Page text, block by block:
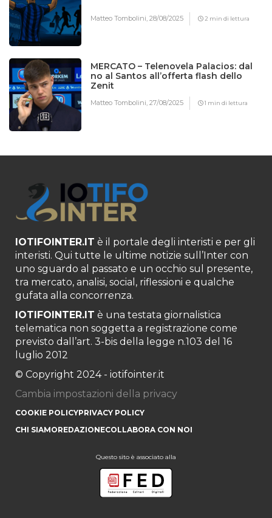
Matteo Tombolini,28/08/2025 2 min di lettura
MERCATO – Telenovela Palacios: dal
no al Santos all’offerta flash dello
Zenit
Matteo Tombolini,27/08/2025 1 min di lettura
IOTIFOINTER.IT è il portale degli interisti e per gli
interisti. Qui tutte le ultime notizie sull’Inter con
uno sguardo al passato e un occhio sul presente,
tra mercato, analisi, social, riflessioni e qualche
gufata alla concorrenza.
IOTIFOINTER.IT è una testata giornalistica
telematica non soggetta a registrazione come
previsto dall’art. 3-bis della legge n.103 del 16
luglio 2012
© Copyright 2024 - iotifointer.it
Cambia impostazioni della privacy
COOKIE POLICYPRIVACY POLICY
CHI SIAMOREDAZIONECOLLABORA CON NOI
Questo sito è associato alla